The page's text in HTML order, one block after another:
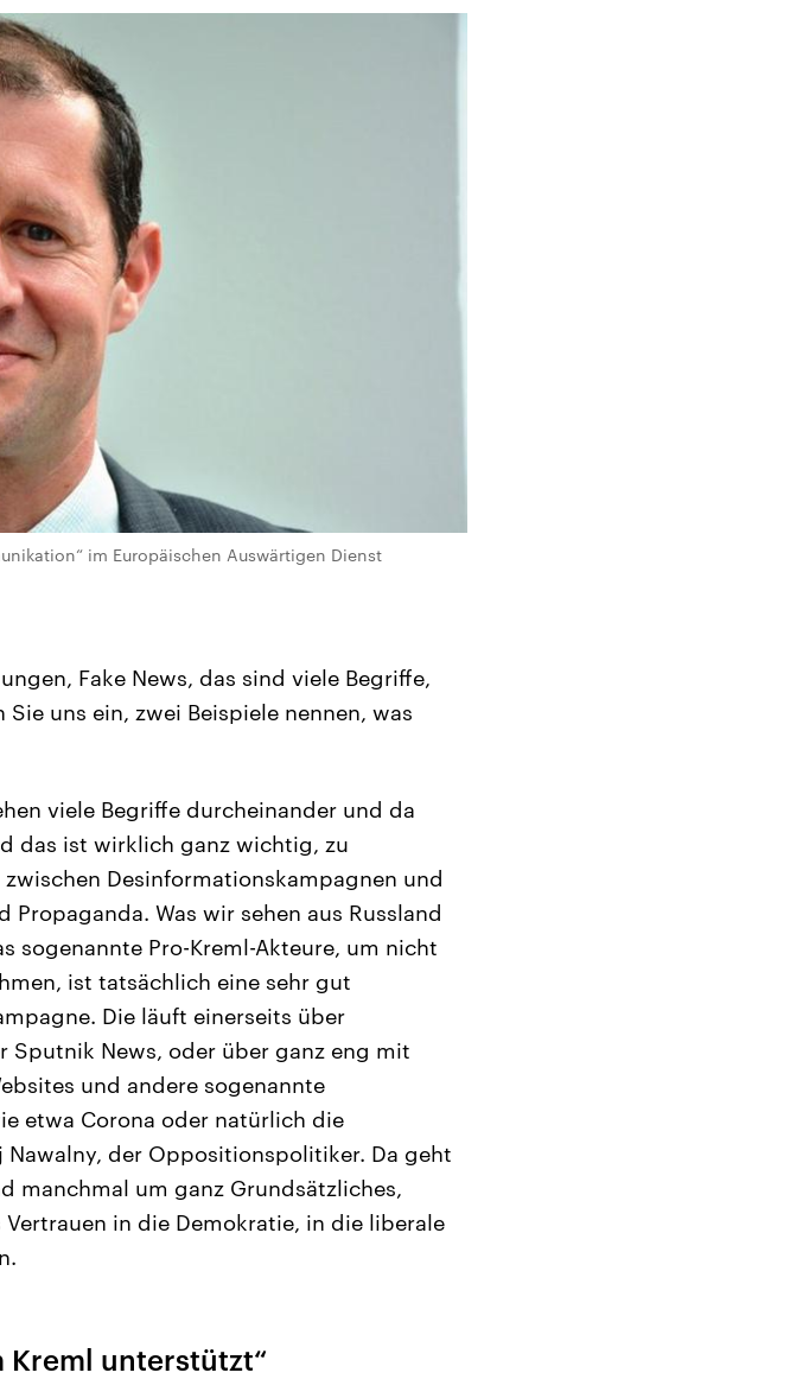
im Europäischen Auswärtigen Dienst
Fake News, das sind viele Begriffe,
uns ein, zwei Beispiele nennen, was
viele Begriffe durcheinander und da
das ist wirklich ganz wichtig, zu
Desinformationskampagnen und
Was wir sehen aus Russland
sogenannte Pro-Kreml-Akteure, um nicht
ist tatsächlich eine sehr gut
Die läuft einerseits über
Sputnik News, oder über ganz eng mit
und andere sogenannte
etwa Corona oder natürlich die
der Oppositionspolitiker. Da geht
manchmal um ganz Grundsätzliches,
in die Demokratie, in die liberale
Kreml unterstützt“